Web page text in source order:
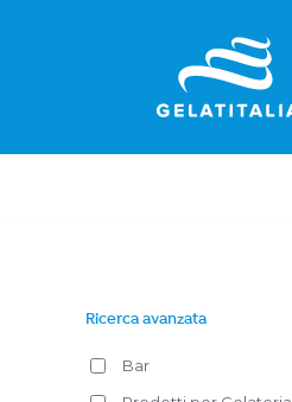
Ricerca avanzata
Bar